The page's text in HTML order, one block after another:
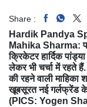
Share :
Hardik Pandya
Mahika Sharma:
क्रिकेटर हार्दिक
लेकर भी चर्चा में रहते हैं.
की रहने वाली माहिका
खूबसूरत नई गर्लफ्रेंड के
(PICS: Yogen